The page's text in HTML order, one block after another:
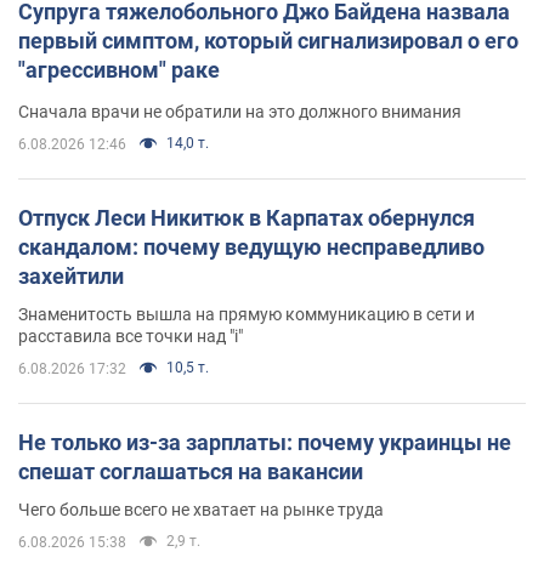
Супруга тяжелобольного Джо Байдена назвала
первый симптом, который сигнализировал о его
"агрессивном" раке
Сначала врачи не обратили на это должного внимания
6.08.2026 12:46 14,0 т.
Отпуск Леси Никитюк в Карпатах обернулся
скандалом: почему ведущую несправедливо
захейтили
Знаменитость вышла на прямую коммуникацию в сети и
расставила все точки над "i"
6.08.2026 17:32 10,5 т.
Не только из-за зарплаты: почему украинцы не
спешат соглашаться на вакансии
Чего больше всего не хватает на рынке труда
6.08.2026 15:38 2,9 т.